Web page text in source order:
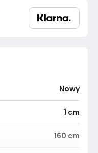
Nowy
1 cm
160 cm